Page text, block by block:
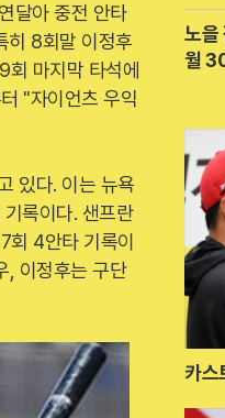
달아 중전 안타
히 8회말 이정후
마지막 타석에
"자이언츠 우익
있다. 이는 뉴욕
록이다. 샌프란
4안타 기록이
, 이정후는 구단
노을
월
카스